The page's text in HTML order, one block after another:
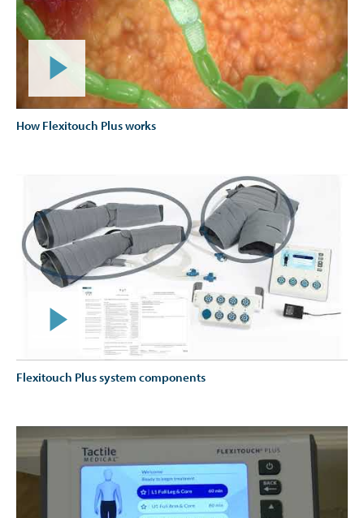
How Flexitouch Plus works
Flexitouch Plus system components